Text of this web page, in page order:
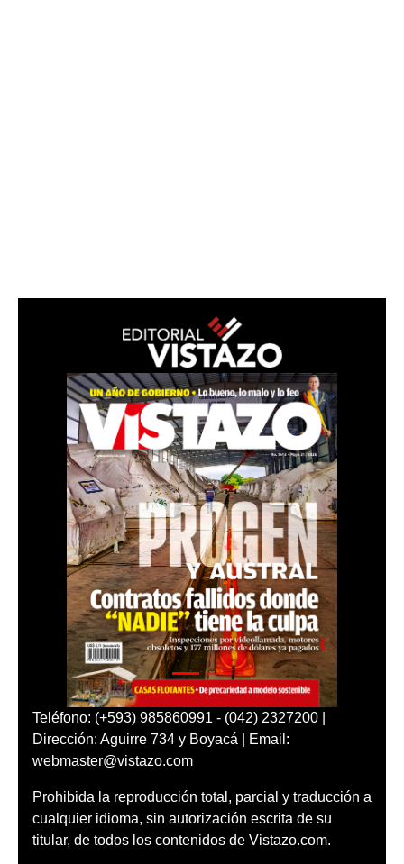
Teléfono: (+593) 985860991 - (042) 2327200 |
Dirección: Aguirre 734 y Boyacá | Email:
webmaster@vistazo.com
Prohibida la reproducción total, parcial y traducción a
cualquier idioma, sin autorización escrita de su
titular, de todos los contenidos de Vistazo.com.